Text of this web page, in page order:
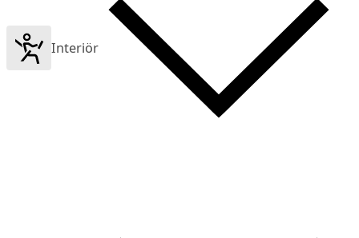
Interiör